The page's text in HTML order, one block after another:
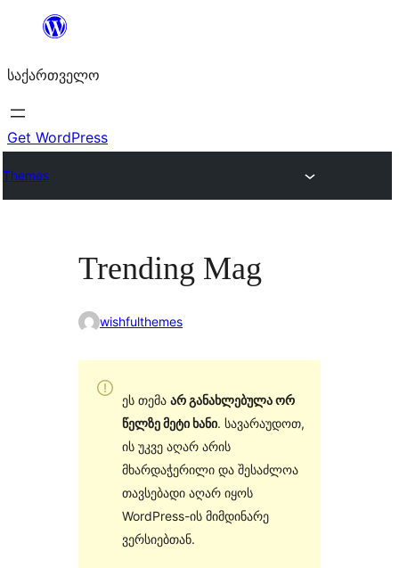
შიგთავსზე
საქართველო
Get WordPress
Themes
Trending Mag
wishfulthemes
ეს თემა არ განახლებულა ორ
წელზე მეტი ხანი. სავარაუდოთ,
ის უკვე აღარ არის
მხარდაჭერილი და შესაძლოა
თავსებადი აღარ იყოს
WordPress-ის მიმდინარე
ვერსიებთან.